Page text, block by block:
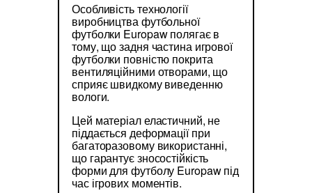
Особливість технології
виробництва футбольної
футболки Europaw полягає в
тому, що задня частина игрової
футболки повністю покрита
вентиляційними отворами, що
сприяє швидкому виведенню
вологи.
Цей матеріал еластичний, не
піддається деформації при
багаторазовому використанні,
що гарантує зносостійкість
форми для футболу Europaw під
час ігрових моментів.